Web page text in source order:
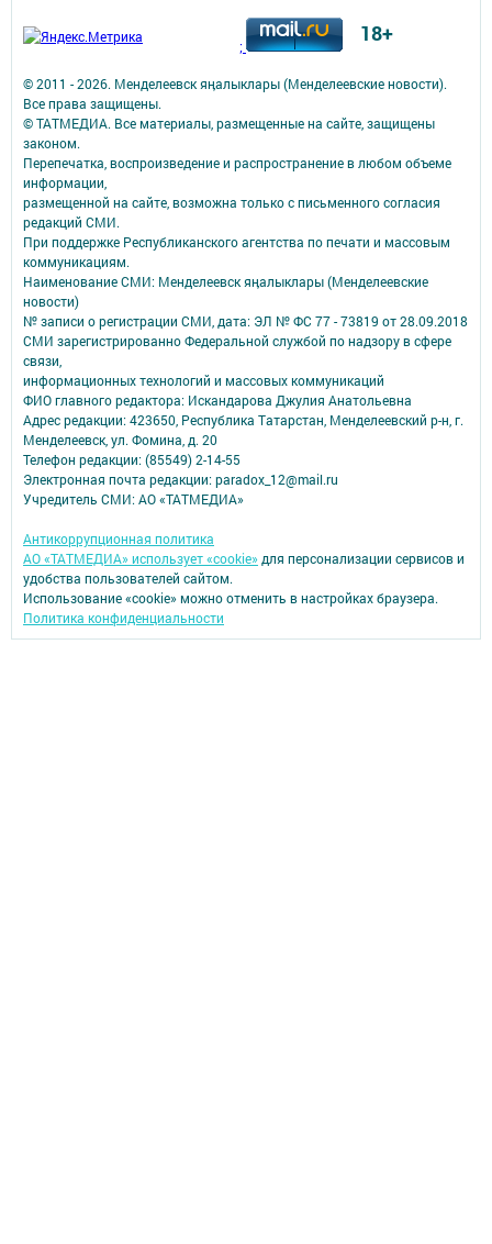
© 2011 - 2026. Менделеевск яӊалыклары (Менделеевские новости).
Все права защищены.
© ТАТМЕДИА. Все материалы, размещенные на сайте, защищены
законом.
Перепечатка, воспроизведение и распространение в любом объеме
информации,
размещенной на сайте, возможна только с письменного согласия
редакций СМИ.
При поддержке Республиканского агентства по печати и массовым
коммуникациям.
Наименование СМИ: Менделеевск яӊалыклары (Менделеевские
новости)
№ записи о регистрации СМИ, дата: ЭЛ № ФС 77 - 73819 от 28.09.2018
СМИ зарегистрированно Федеральной службой по надзору в сфере
связи,
информационных технологий и массовых коммуникаций
ФИО главного редактора: Искандарова Джулия Анатольевна
Адрес редакции: 423650, Республика Татарстан, Менделеевский р-н, г.
Менделеевск, ул. Фомина, д. 20
Телефон редакции: (85549) 2-14-55
Электронная почта редакции: paradox_12@mail.ru
Учредитель СМИ: АО «ТАТМЕДИА»
Антикоррупционная политика
АО «ТАТМЕДИА» использует «cookie»для персонализации сервисов и
удобства пользователей сайтом.
Использование «cookie» можно отменить в настройках браузера.
Политика конфиденциальности
; 18+